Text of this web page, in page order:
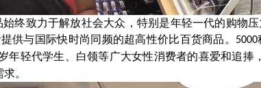
始终致力于解放社会大众，特别是年轻一代的购物
供与国际快时尚同频的超高性价比百货商品。 5000
年轻代学生、白领等广大女性消费者的喜爱和追捧
。